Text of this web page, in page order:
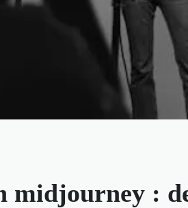
midjourney :